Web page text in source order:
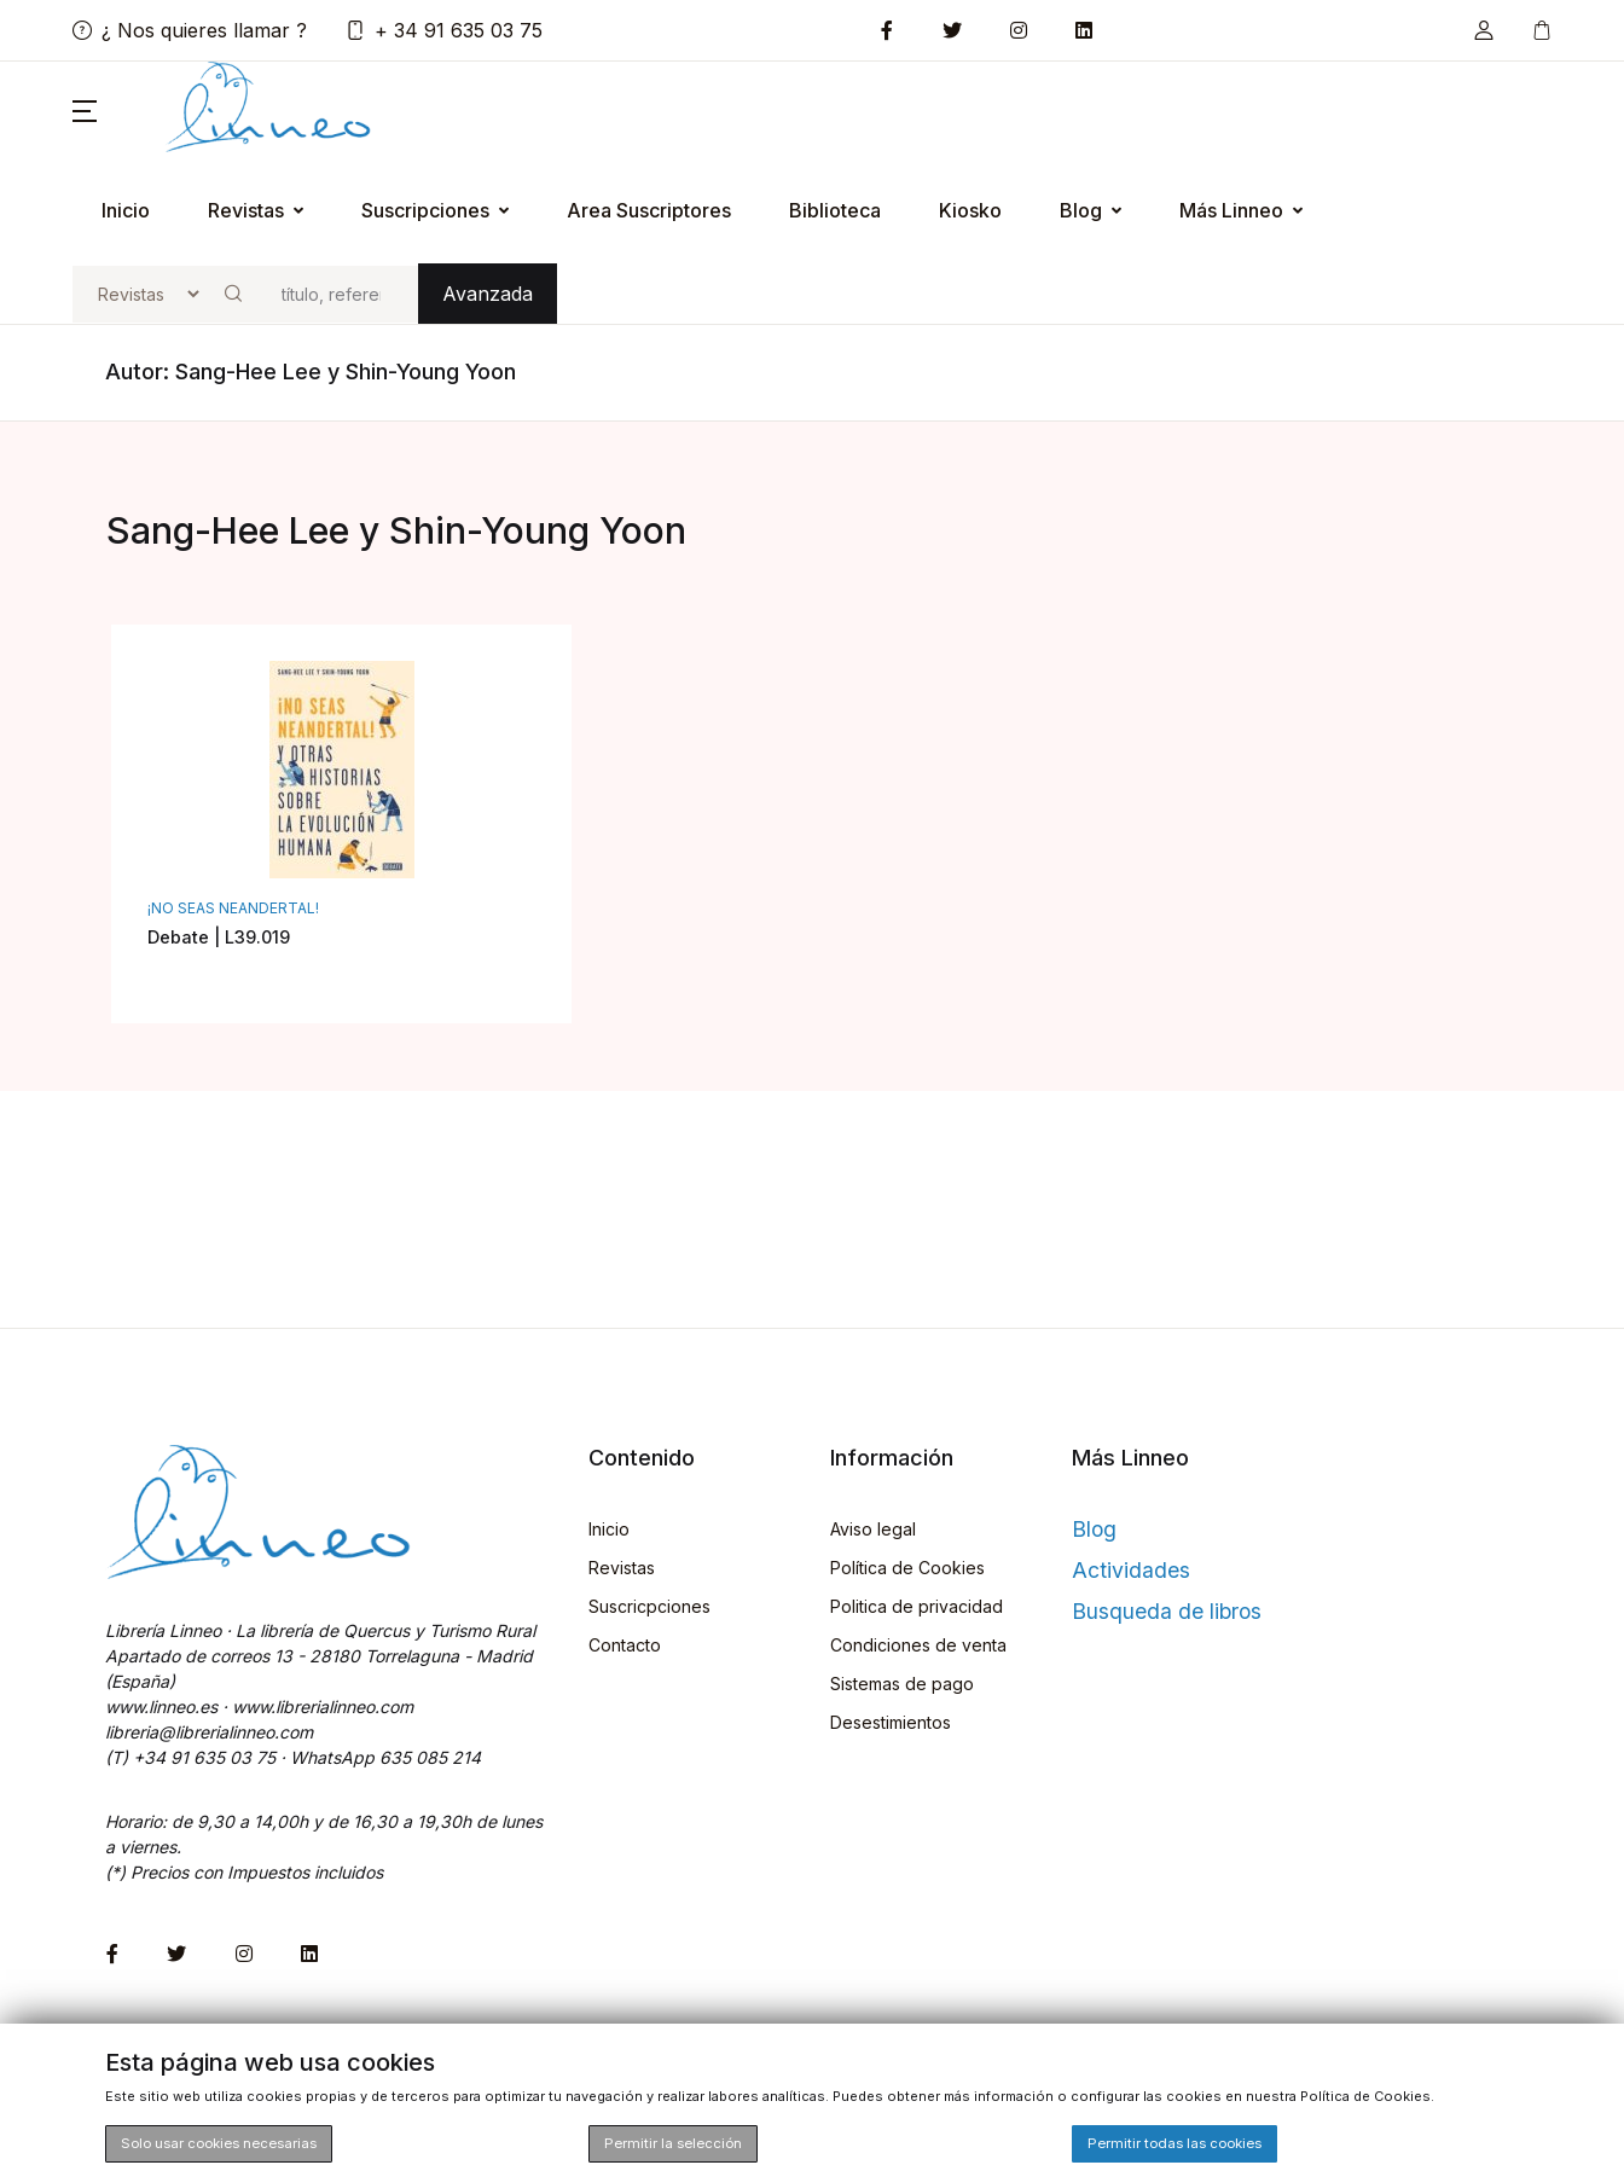
¿ Nos quieres llamar ? + 34 91 635 03 75
Inicio Revistas Suscripciones Area Suscriptores Biblioteca Kiosko Blog Más Linneo
Buscar
Avanzada
Autor: Sang-Hee Lee y Shin-Young Yoon
Sang-Hee Lee y Shin-Young Yoon
¡NO SEAS NEANDERTAL!
Debate | L39.019
Librería Linneo · La librería de Quercus y Turismo Rural
Apartado de correos 13 - 28180 Torrelaguna - Madrid
(España)
www.linneo.es · www.librerialinneo.com
libreria@librerialinneo.com
(T) +34 91 635 03 75 · WhatsApp 635 085 214
Horario: de 9,30 a 14,00h y de 16,30 a 19,30h de lunes
a viernes.
(*) Precios con Impuestos incluidos
Contenido
Inicio
Revistas
Suscricpciones
Contacto
Información
Aviso legal
Política de Cookies
Politica de privacidad
Condiciones de venta
Sistemas de pago
Desestimientos
Más Linneo
Blog
Actividades
Busqueda de libros
Esta página web usa cookies
Este sitio web utiliza cookies propias y de terceros para optimizar tu navegación y realizar labores analíticas. Puedes obtener más información o configurar las cookies en nuestra Política de Cookies.
Solo usar cookies necesarias Permitir la selección Permitir todas las cookies